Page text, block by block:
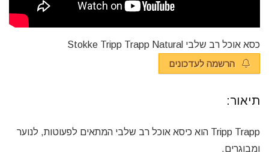
כסא אוכל רב שלבי Stokke Tripp Trapp Natural
הרשמה לעדכונים
תיאור:
Tripp Trapp הוא כיסא אוכל רב שלבי המתאים לפעוטות, לנוער
ומבוגרים.